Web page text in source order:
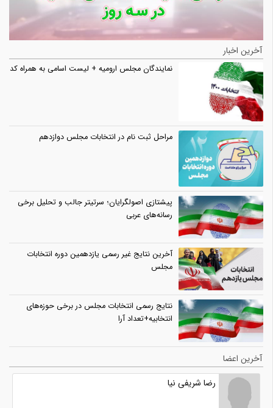
آخرین اخبار
نمایندگان مجلس ارومیه + لیست اسامی به همراه کد
مراحل ثبت نام در انتخابات مجلس دوازدهم
پیشتازی اصولگرایان؛ سرتیتر جالب و تحلیل برخی
رسانه‌های عربی
آخرین نتایج غیر رسمی یازدهمین دوره انتخابات
مجلس
نتایج رسمی انتخابات مجلس در برخی حوزه‌های
انتخابیه+تعداد آرا
آخرین اعضا
رضا شریفی نیا